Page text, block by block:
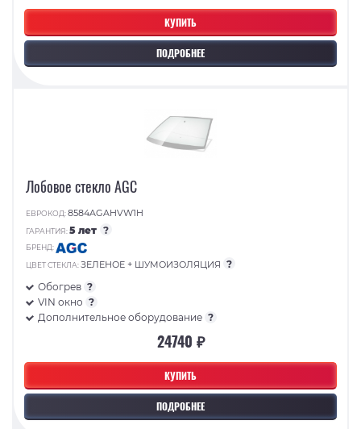
КУПИТЬ
ПОДРОБНЕЕ
КУПИТЬ
ПОДРОБНЕЕ
Лобовое стекло AGC
ЕВРОКОД:8584AGAHVW1H
ГАРАНТИЯ:5 лет ?
БРЕНД:
ЦВЕТ СТЕКЛА:ЗЕЛЕНОЕ + ШУМОИЗОЛЯЦИЯ ?
Обогрев ?
VIN окно ?
Дополнительное оборудование ?
24740 ₽